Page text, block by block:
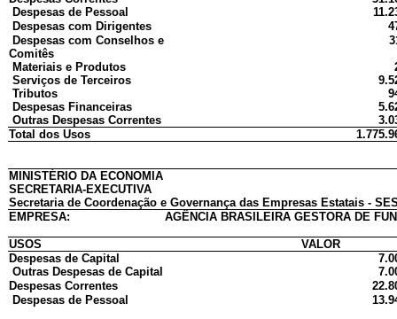
Despesas de Pessoal
Despesas com Dirigentes
Despesas com Conselhos e
Comitês
Materiais e Produtos
Serviços de Terceiros
Tributos
Despesas Financeiras
Outras Despesas Correntes
Total dos Usos
MINISTÉRIO DA ECONOMIA
SECRETARIA-EXECUTIVA
Secretaria de Coordenação e Governança das Empresas Estatais -
EMPRESA:
AGÊNCIA BRASILEIRA GESTORA DE
USOS
VALOR
Despesas de Capital
Outras Despesas de Capital
Despesas Correntes
Despesas de Pessoal